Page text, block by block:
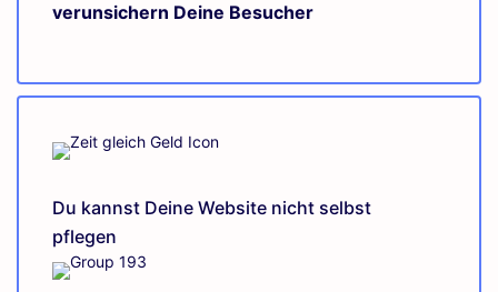
verunsichern Deine Besucher
Du kannst Deine Website nicht selbst
pflegen